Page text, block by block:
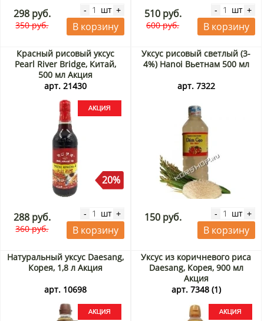
298 руб.
350 руб.
- шт +
В корзину
510 руб.
600 руб.
- шт +
В корзину
Красный рисовый уксус
Pearl River Bridge, Китай,
500 мл Акция
арт. 21430
20%
288 руб.
360 руб.
- шт +
В корзину
Уксус рисовый светлый (3-
4%) Hanoi Вьетнам 500 мл
арт. 7322
150 руб. - шт +
В корзину
Натуральный уксус Daesang,
Корея, 1,8 л Акция
арт. 10698
Уксус из коричневого риса
Daesang, Корея, 900 мл
Акция
арт. 7348 (1)